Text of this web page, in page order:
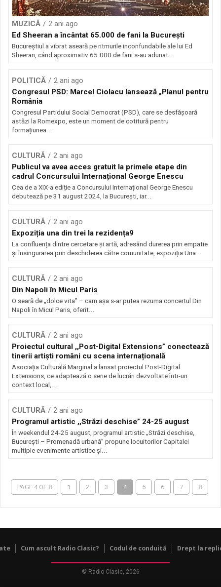
MUZICĂ
2 ani ago
Ed Sheeran a încântat 65.000 de fani la București
Bucureștiul a vibrat aseară pe ritmurile inconfundabile ale lui Ed
Sheeran, când aproximativ 65.000 de fani s-au adunat...
POLITICĂ
2 ani ago
Congresul PSD: Marcel Ciolacu lansează „Planul pentru
România
Congresul Partidului Social Democrat (PSD), care se desfășoară
astăzi la Romexpo, este un moment de cotitură pentru
formațiunea...
CULTURĂ
2 ani ago
Publicul va avea acces gratuit la primele etape din
cadrul Concursului Internațional George Enescu
Cea de a XIX-a ediție a Concursului Internațional George Enescu
debutează pe 31 august 2024, la București, iar...
CULTURĂ
2 ani ago
Expoziția una din trei la rezidența9
La confluența dintre cercetare și artă, adresând durerea prin empatie
și însingurarea prin deschiderea către comunitate, expoziția Una...
CULTURĂ
2 ani ago
Din Napoli în Micul Paris
O seară de „dolce vita” – cam așa s-ar putea rezuma concertul Din
Napoli în Micul Paris, oferit...
CULTURĂ
2 ani ago
Proiectul cultural ,,Post-Digital Extensions” conectează
tinerii artiști români cu scena internațională
Asociația Culturală Marginal a lansat proiectul Post-Digital
Extensions, ce adaptează o serie de lucrări dezvoltate într-un
context local,...
CULTURĂ
2 ani ago
Programul artistic ,,Străzi deschise” 24-25 august
În weekendul 24-25 august, programul artistic „Străzi deschise,
București – Promenadă urbană” propune locuitorilor Capitalei
multiple evenimente artistice și...
PAGE 4 OF 8 1 2 3 4 5 6 7 8
Cum ascult Radio Clasic? Codul de conduită Drept la
© Radio Clasic, 2026